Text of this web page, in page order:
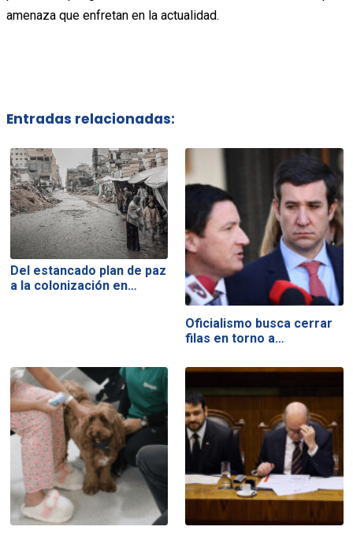
amenaza que enfretan en la actualidad.
Entradas relacionadas:
Del estancado plan de paz
a la colonización en…
Oficialismo busca cerrar
filas en torno a…